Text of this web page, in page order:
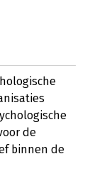
de
binnen de